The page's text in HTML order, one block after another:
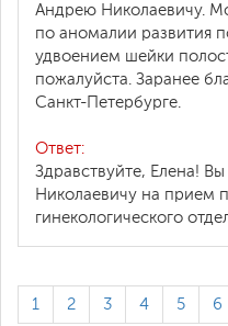
Андрею Николаевичу.
по аномалии развития
удвоением шейки
пожалуйста. Заранее
Санкт-Петербурге.
Ответ:
Здравствуйте, Елена!
Николаевичу на прием
гинекологического
1 2 3 4 5 6